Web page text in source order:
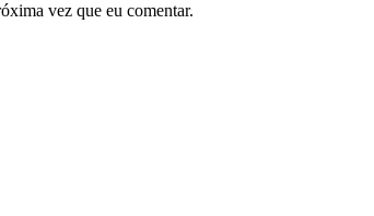
vez que eu comentar.